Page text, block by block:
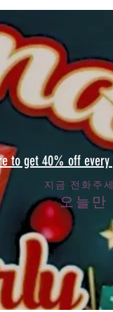
to get 40% off
지금 전화주
오늘만